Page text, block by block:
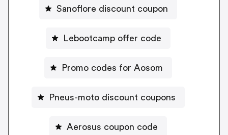
Sanoflore discount coupon
Lebootcamp offer code
Promo codes for Aosom
Pneus-moto discount coupons
Aerosus coupon code